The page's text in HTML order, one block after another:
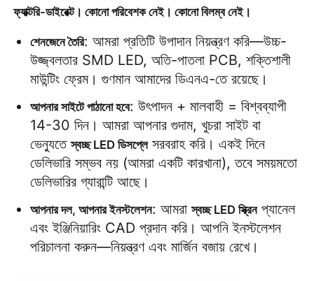
এসএমডি এলইডি স্ক্রিন
বহিরঙ্গন এলইডি ডিসপ্লে বোর্ড
ফ্যাক্টরি-ডাইরেক্ট। কোনো পরিবেশক নেই। কোনো বিলম্ব নেই।
শেনজেনে তৈরি: আমরা প্রতিটি উপাদান নিয়ন্ত্রণ করি—উচ্চ-
উজ্জ্বলতার SMD LED, অতি-পাতলা PCB, শক্তিশালী
মাউন্টিং ফ্রেম। গুণমান আমাদের ডিএনএ-তে রয়েছে।
আপনার সাইটে পাঠানো হবে: উৎপাদন + মালবাহী = বিশ্বব্যাপী
14-30 দিন। আমরা আপনার গুদাম, খুচরা সাইট বা
ভেন্যুতে স্বচ্ছ LED ডিসপ্লে সরবরাহ করি। একই দিনে
ডেলিভারি সম্ভব নয় (আমরা একটি কারখানা), তবে সময়মতো
ডেলিভারির গ্যারান্টি আছে।
আপনার দল, আপনার ইনস্টলেশন: আমরা স্বচ্ছ LED স্ক্রিন প্যানেল
এবং ইঞ্জিনিয়ারিং CAD প্রদান করি। আপনি ইনস্টলেশন
পরিচালনা করুন—নিয়ন্ত্রণ এবং মার্জিন বজায় রেখে।